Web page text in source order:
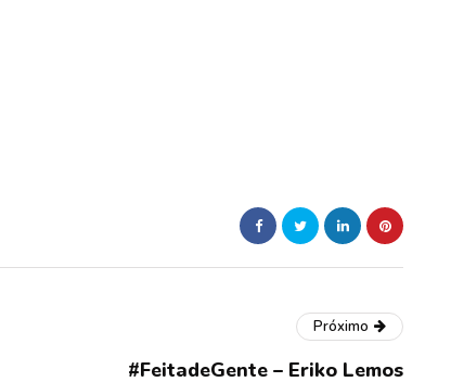
Próximo
#FeitadeGente – Eriko Lemos